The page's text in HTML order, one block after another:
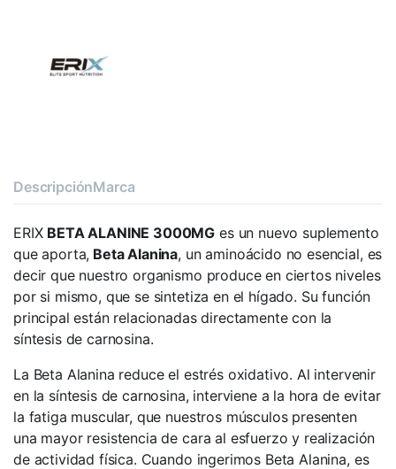
DescripciónMarca
ERIX BETA ALANINE 3000MG es un nuevo suplemento
que aporta, Beta Alanina, un aminoácido no esencial, es
decir que nuestro organismo produce en ciertos niveles
por si mismo, que se sintetiza en el hígado. Su función
principal están relacionadas directamente con la
síntesis de carnosina.
La Beta Alanina reduce el estrés oxidativo. Al intervenir
en la síntesis de carnosina, interviene a la hora de evitar
la fatiga muscular, que nuestros músculos presenten
una mayor resistencia de cara al esfuerzo y realización
de actividad física. Cuando ingerimos Beta Alanina, es